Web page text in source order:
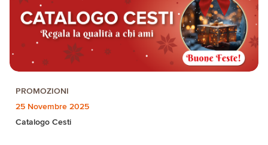
PROMOZIONI
25 Novembre 2025
Catalogo Cesti